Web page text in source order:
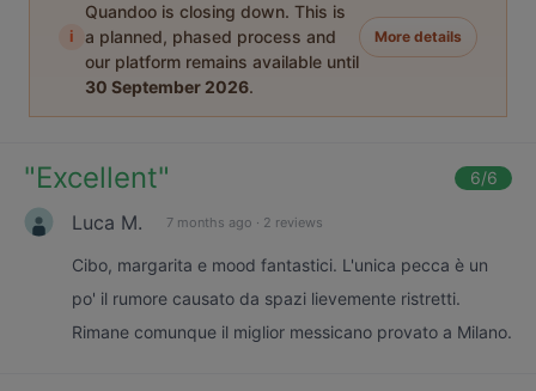
i
Quandoo is closing down. This is
a planned, phased process and
our platform remains available until
30 September 2026.
More details
"Excellent" 6/6
Luca M. 7 months ago · 2 reviews
Cibo, margarita e mood fantastici. L'unica pecca è un
po' il rumore causato da spazi lievemente ristretti.
Rimane comunque il miglior messicano provato a Milano.